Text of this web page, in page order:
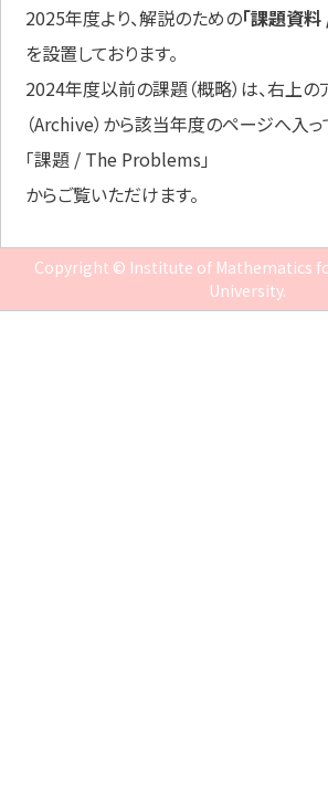
2025年度より、解説のための「課題資料
を設置しております。
2024年度以前の課題（概略）は、右上の
（Archive）から該当年度のページへ入っ
「課題 / The Problems」
からご覧いただけます。
Copyright © Institute of Mathematics
University.